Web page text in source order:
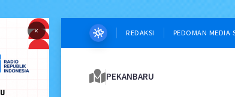
× REDAKSI PEDOMAN MEDIA
PEKANBARU